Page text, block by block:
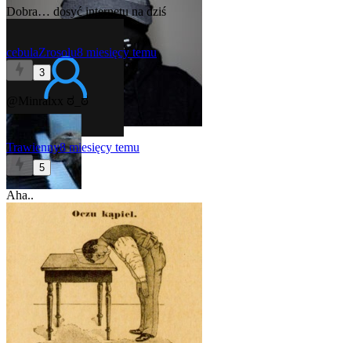
Dobra… dosyć internetu na dziś
cebulaZrosolu8 miesięcy temu
3
@Minralxx ಠ_ಠ
Trawienny8 miesięcy temu
5
Aha..